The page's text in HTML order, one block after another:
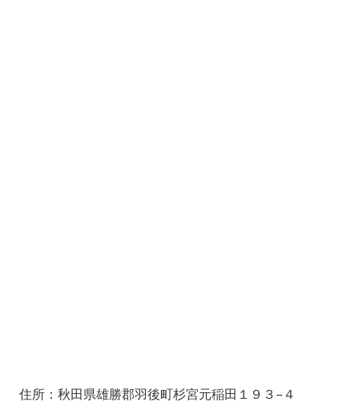
住所：秋田県雄勝郡羽後町杉宮元稲田１９３−４